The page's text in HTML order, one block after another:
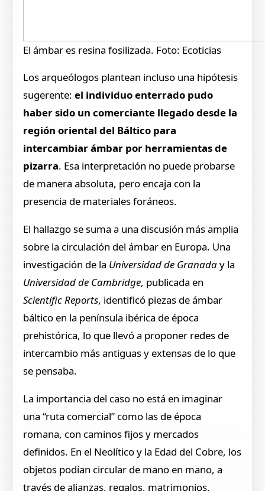
El ámbar es resina fosilizada. Foto: Ecoticias
Los arqueólogos plantean incluso una hipótesis
sugerente:el individuo enterrado pudo
haber sido un comerciante llegado desde la
región oriental del Báltico para
intercambiar ámbar por herramientas de
pizarra. Esa interpretación no puede probarse
de manera absoluta, pero encaja con la
presencia de materiales foráneos.
El hallazgo se suma a una discusión más amplia
sobre la circulación del ámbar en Europa. Una
investigación de la Universidad de Granaday la
Universidad de Cambridge, publicada en
Scientific Reports, identificó piezas de ámbar
báltico en la península ibérica de época
prehistórica, lo que llevó a proponer redes de
intercambio más antiguas y extensas de lo que
se pensaba.
La importancia del caso no está en imaginar
una “ruta comercial” como las de época
romana, con caminos fijos y mercados
definidos. En el Neolítico y la Edad del Cobre, los
objetos podían circular de mano en mano, a
través de alianzas, regalos, matrimonios,